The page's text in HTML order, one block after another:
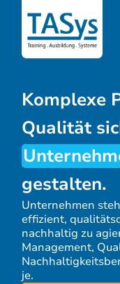
Komplexe
Qualität
gestalten.
Unternehmen
effizient,
nachhaltig zu
Management,
je.